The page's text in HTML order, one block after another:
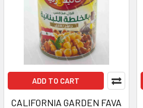
ADD TO CART
CALIFORNIA GARDEN FAVA